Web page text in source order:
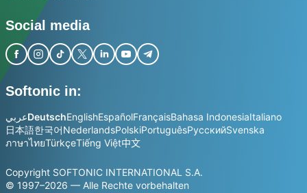
Social media
Softonic in:
عربيDeutschEnglishEspañolFrançaisBahasa IndonesiaItaliano
日本語한국어NederlandsPolskiPortuguêsРусскийSvenska
ภาษาไทยTürkçeTiếng Việt中文
Copyright SOFTONIC INTERNATIONAL S.A.
© 1997–2026 — Alle Rechte vorbehalten